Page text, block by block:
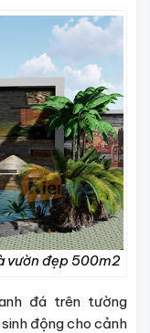
vườn đẹp 500m2
đá trên tường
động cho cảnh